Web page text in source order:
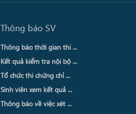
Thông báo SV
Thông báo thời gian thi ...
Kết quả kiểm tra nội bộ ...
Tổ chức thi chứng chỉ ...
Sinh viên xem kết quả ...
Thông báo về việc xét ...